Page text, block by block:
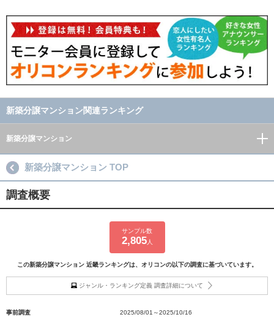
新築分譲マンション関連ランキング
新築分譲マンション
新築分譲マンション TOP
調査概要
サンプル数
2,805人
この新築分譲マンション 近畿ランキングは、オリコンの以下の調査に基づいています。
ジャンル・ランキング定義 調査詳細について
事前調査
2025/08/01～2025/10/16